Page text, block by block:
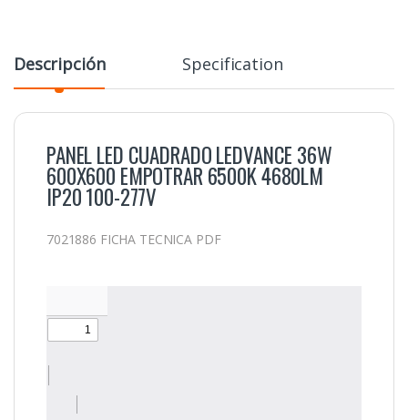
Descripción Specification
PANEL LED CUADRADO LEDVANCE 36W
600X600 EMPOTRAR 6500K 4680LM
IP20 100-277V
7021886 FICHA TECNICA PDF